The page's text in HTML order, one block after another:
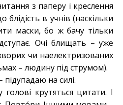
з паперу і креслення
в учнів (наскільки
маски, бо ж бачу тільки
Очі блищать – уже
чи наелектризованих
– людину під струмом).
на силі.
крутяться цитати. І